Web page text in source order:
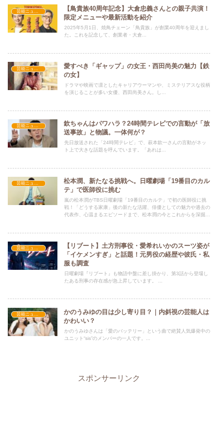
【鳥貴族40周年記念】大倉忠義さんとの親子共演！
限定メニューや最新活動を紹介
2025年5月1日、焼鳥チェーン「鳥貴族」が創業40周年を迎えまし
た。​これを記念して、創業者・大倉...
愛すべき「ギャップ」の女王・西田尚美の魅力【鉄
の女】
ドラマや映画で凛としたキャリアウーマンや、ミステリアスな役柄
を演じることが多い女優、西田尚美さん。し...
芸能ニュース
欽ちゃんはパワハラ？24時間テレビでの言動が「放
送事故」と物議。一体何が？
先日放送された「24時間テレビ」で、萩本欽一さんの言動がネッ
ト上で大きな話題を呼んでいます。「あれは...
芸能ニュース
松本潤、新たなる挑戦へ。日曜劇場「19番目のカル
テ」で医師役に挑む
嵐の松本潤がTBS日曜劇場「19番目のカルテ」で初の医師役に挑
戦！「どうする家康」後の新たな活躍、俳優としての魅力や過去の
代表作、心温まるエピソードまで、松本潤の今とこれからを深掘り
芸能ニュース
【リブート】土方刑事役・愛希れいかのスーツ姿が
「イケメンすぎ」と話題！元男役の経歴や彼氏・私
服も調査
日曜劇場『リブート』も物語中盤に差し掛かり、第3話から登場し
たある刑事の存在感が急上昇しています。 ...
芸能ニュース
かのうみゆの目は少し寄り目？｜内斜視の芸能人は
かわいい？
かのうみゆさんは「愛のバッテリー」という曲で絶賛人気爆発中の
ユニット“sis”のメンバーの一人です。...
スポンサーリンク